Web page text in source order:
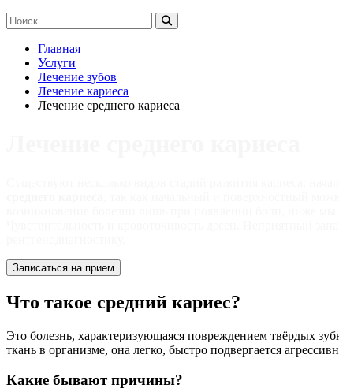
Главная
Услуги
Лечение зубов
Лечение кариеса
Лечение среднего кариеса
Записаться на прием
Что такое средний кариес?
Это болезнь, характеризующаяся повреждением твёрдых
ткань в организме, она легко, быстро подвергается
Какие бывают причины?